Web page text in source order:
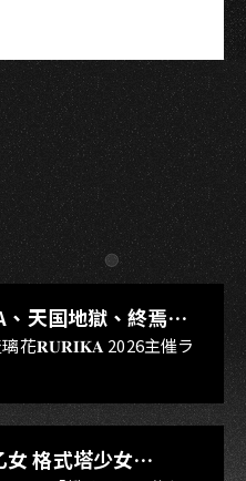
天国地獄、終焉
、無我夢中、花奏
璃花𝐑𝐔𝐑𝐈𝐊𝐀 2026主催ラ
格式塔少女